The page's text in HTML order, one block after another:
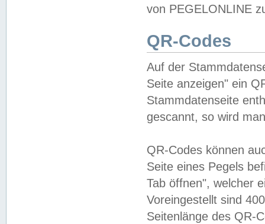
von PEGELONLINE
QR-Codes
Auf der
Seite anzeigen" ein
Stammdatenseite
gescannt, so wird
QR-Codes können
Seite eines Pegels
Tab öffnen", welcher
Voreingestellt sind
Seitenlänge des QR-